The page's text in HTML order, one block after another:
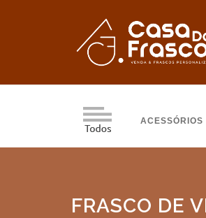
ACESSÓRIOS
FRASCO DE